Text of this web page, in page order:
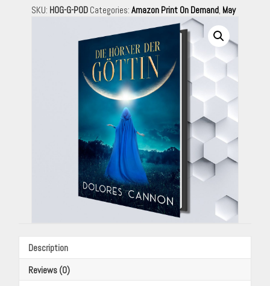
SKU: HOG-G-POD Categories: Amazon Print On Demand, May
Description
Reviews (0)